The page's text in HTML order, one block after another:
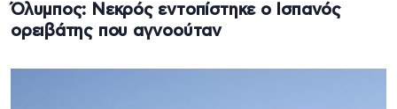
Όλυμπος: Νεκρός εντοπίστηκε ο Ισπανός
ορειβάτης που αγνοούταν